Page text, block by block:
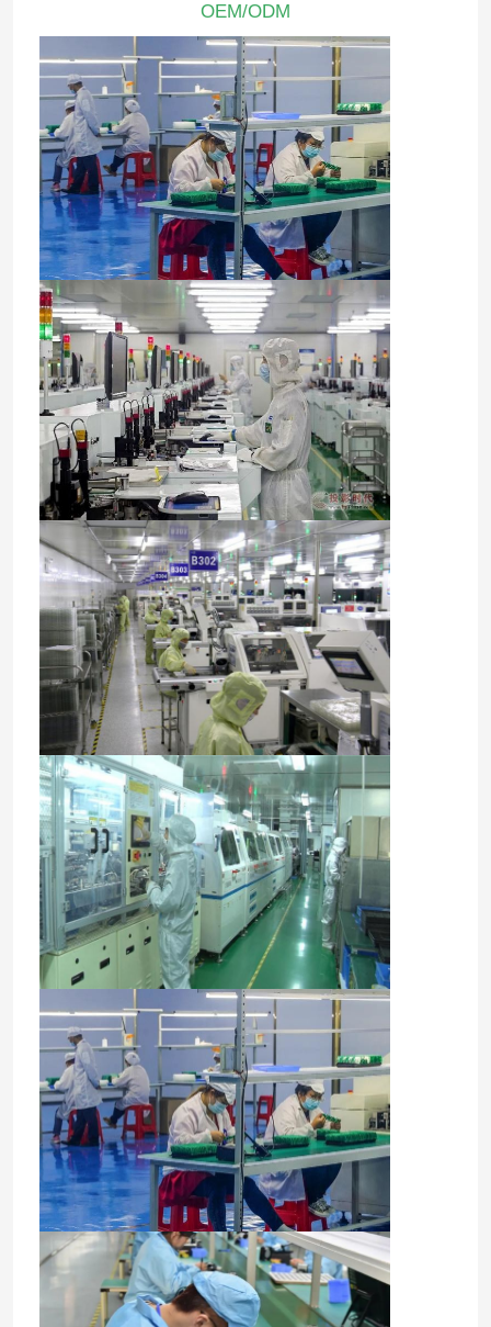
होम
उत्पाद
वीडियो
हमारे बारे में
फैक्टरी यात्रा
गुणवत्ता नियंत्रण
हमसे संपर्क करें
एक बोली का अनुरोध
इंटरएक्टिव डिजिटल ब्लैकबोर्ड
शिक्षा इंटरएक्टिव व्हाइटबोर्ड
OEM/ODM